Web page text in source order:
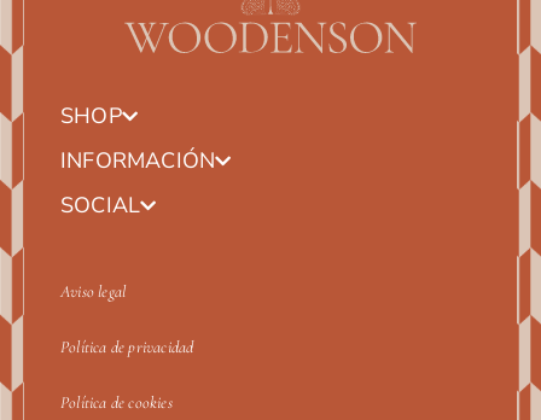
SHOP
INFORMACIÓN
SOCIAL
Aviso legal
Política de privacidad
Política de cookies